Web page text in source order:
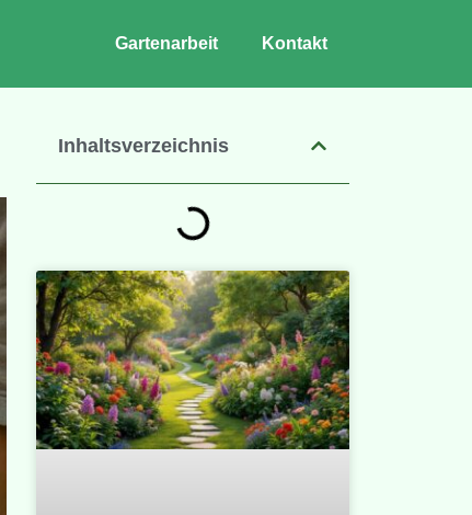
Gartenarbeit Kontakt
Inhaltsverzeichnis